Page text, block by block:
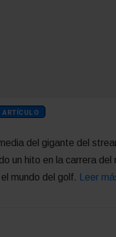
ARTÍCULO
del gigante del
un hito en la carrera
mundo del golf.
Leer